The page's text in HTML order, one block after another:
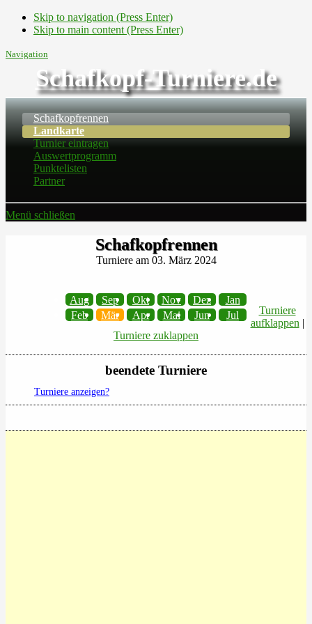
Skip to navigation (Press Enter)
Skip to main content (Press Enter)
Navigation
Schafkopf-Turniere.de
Schafkopfrennen
Landkarte
Turnier eintragen
Auswertprogramm
Punktelisten
Partner
Menü schließen
Schafkopfrennen
Turniere am 03. März 2024
Aug Sep Okt Nov Dez
Jan
Feb
Mär Apr Mai Jun Jul
Turniere
aufklappen |
Turniere zuklappen
beendete Turniere
Turniere anzeigen?